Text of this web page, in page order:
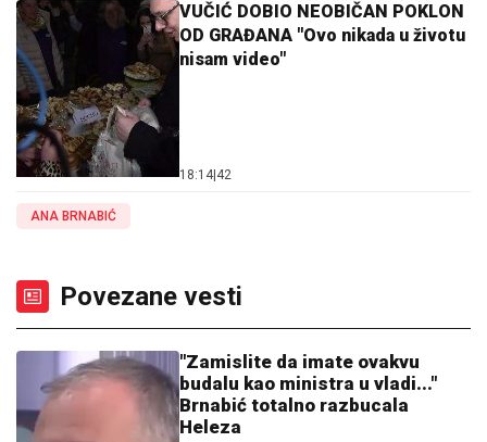
VUČIĆ DOBIO NEOBIČAN POKLON
OD GRAĐANA "Ovo nikada u životu
nisam video"
18:14 42
ANA BRNABIĆ
Povezane vesti
"Zamislite da imate ovakvu
budalu kao ministra u vladi..."
Brnabić totalno razbucala
Heleza